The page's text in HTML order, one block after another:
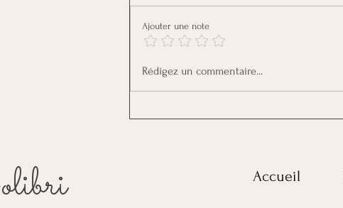
Et si le secret d'une vie plus
reposer ?
Ajouter une note
Rédigez un commentaire...
Accueil